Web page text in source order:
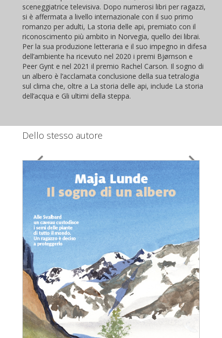
sceneggiatrice televisiva. Dopo numerosi libri per ragazzi,
si è affermata a livello internazionale con il suo primo
romanzo per adulti, La storia delle api, premiato con il
riconoscimento più ambito in Norvegia, quello dei librai.
Per la sua produzione letteraria e il suo impegno in difesa
dell’ambiente ha ricevuto nel 2020 i premi Bjørnson e
Peer Gynt e nel 2021 il premio Rachel Carson. Il sogno di
un albero è l’acclamata conclusione della sua tetralogia
sul clima che, oltre a La storia delle api, include La storia
dell’acqua e Gli ultimi della steppa.
Dello stesso autore